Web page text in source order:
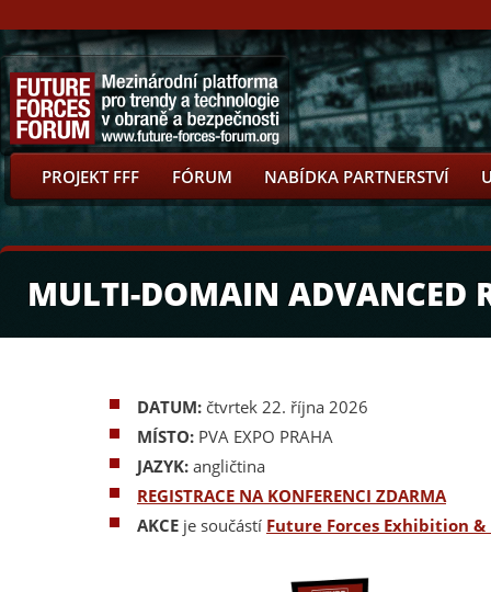
PROJEKT FFF FÓRUM NABÍDKA PARTNERSTVÍ
MULTI-DOMAIN ADVANCED
DATUM: čtvrtek 22. října 2026
MÍSTO: PVA EXPO PRAHA
JAZYK: angličtina
REGISTRACE NA KONFERENCI ZDARMA
AKCE je součástí Future Forces Exhibition &